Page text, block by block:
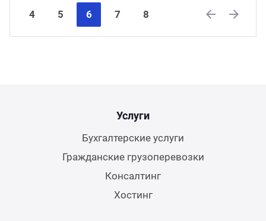
4 5 6 7
8
Услуги
Бухгалтерские услуги
Гражданские грузоперевозки
Консалтинг
Хостинг